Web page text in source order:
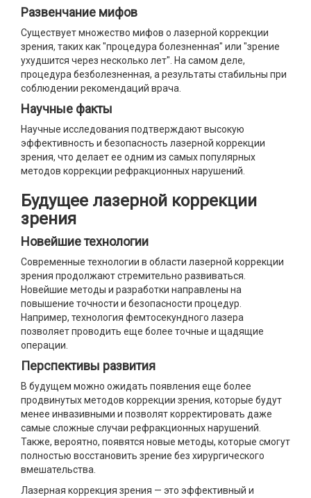
Развенчание мифов
Существует множество мифов о лазерной коррекции
зрения, таких как "процедура болезненная" или "зрение
ухудшится через несколько лет". На самом деле,
процедура безболезненная, а результаты стабильны при
соблюдении рекомендаций врача.
Научные факты
Научные исследования подтверждают высокую
эффективность и безопасность лазерной коррекции
зрения, что делает ее одним из самых популярных
методов коррекции рефракционных нарушений.
Будущее лазерной коррекции
зрения
Новейшие технологии
Современные технологии в области лазерной коррекции
зрения продолжают стремительно развиваться.
Новейшие методы и разработки направлены на
повышение точности и безопасности процедур.
Например, технология фемтосекундного лазера
позволяет проводить еще более точные и щадящие
операции.
Перспективы развития
В будущем можно ожидать появления еще более
продвинутых методов коррекции зрения, которые будут
менее инвазивными и позволят корректировать даже
самые сложные случаи рефракционных нарушений.
Также, вероятно, появятся новые методы, которые смогут
полностью восстановить зрение без хирургического
вмешательства.
Лазерная коррекция зрения — это эффективный и